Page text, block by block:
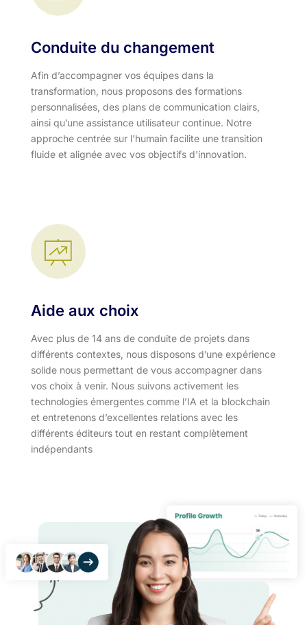
Conduite du changement
Afin d’accompagner vos équipes dans la
transformation, nous proposons des formations
personnalisées, des plans de communication clairs,
ainsi qu’une assistance utilisateur continue. Notre
approche centrée sur l'humain facilite une transition
fluide et alignée avec vos objectifs d'innovation.​
Aide aux choix
Avec plus de 14 ans de conduite de projets dans
différents contextes, nous disposons d’une expérience
solide nous permettant de vous accompagner dans
vos choix à venir. Nous suivons activement les
technologies émergentes comme l’IA et la blockchain
et entretenons d’excellentes relations avec les
différents éditeurs tout en restant complètement
indépendants